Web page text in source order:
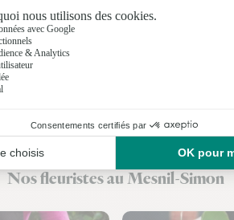
Nos fleuristes au Mesnil-Simon